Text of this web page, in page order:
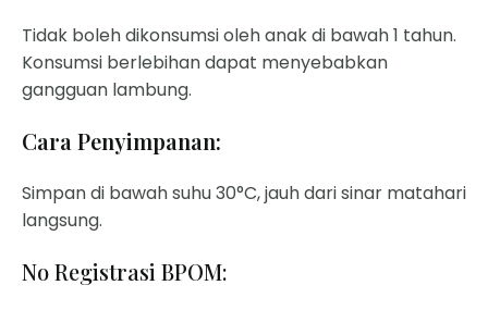
Tidak boleh dikonsumsi oleh anak di bawah 1 tahun.
Konsumsi berlebihan dapat menyebabkan
gangguan lambung.
Cara Penyimpanan:
Simpan di bawah suhu 30°C, jauh dari sinar matahari
langsung.
No Registrasi BPOM: